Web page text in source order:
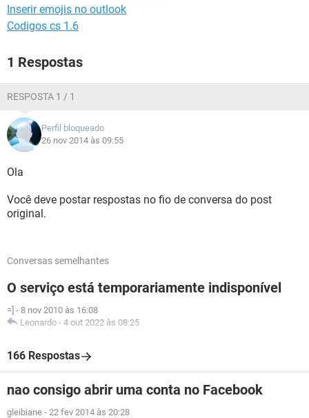
Inserir emojis no outlook
Codigos cs 1.6
1 Respostas
RESPOSTA 1 / 1
Perfil bloqueado
26 nov 2014 às 09:55
Ola
Você deve postar respostas no fio de conversa do post
original.
Conversas semelhantes
O serviço está temporariamente indisponível
=] - 8 nov 2010 às 16:08
Leonardo - 4 out 2022 às 08:25
166 Respostas
nao consigo abrir uma conta no Facebook
gleibiane - 22 fev 2014 às 20:28